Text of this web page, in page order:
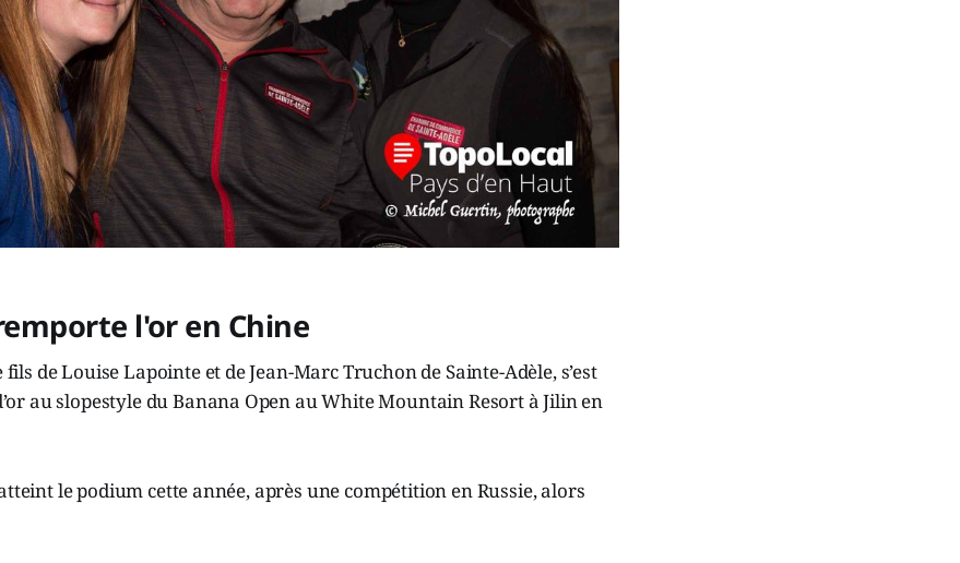
l'or en Chine
de Louise Lapointe et de Jean-Marc Truchon de Sainte-Adèle, s’est
au slopestyle du Banana Open au White Mountain Resort à Jilin en
atteint le podium cette année, après une compétition en Russie, alors